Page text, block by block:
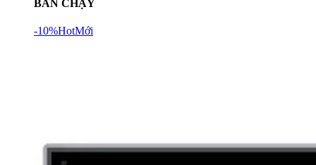
BÁN CHẠY
-10%HotMới